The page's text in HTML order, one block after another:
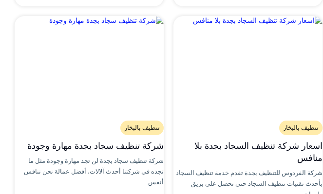
تنظيف بالبخار
اسعار شركة تنظيف السجاد بجدة بلا
منافس
شركة الفردوس للتنظيف بجدة تقدم خدمة تنظيف السجاد
بأحدث تقنيات تنظيف السجاد حتى تحصل على بريق
تنظيف بالبخار
شركة تنظيف سجاد بجدة مهارة وجودة
شركة تنظيف سجاد بجدة لن تجد مهارة وجودة مثل ما
تجده في شركتنا أحدث آلالات، أفضل عمالة نحن ننافس
أنفس..